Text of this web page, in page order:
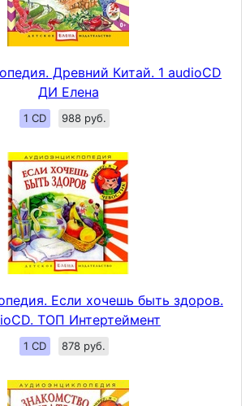
Древний Китай. 1 audioCD
ДИ Елена
1 CD 988 руб.
Если хочешь быть здоров.
ТОП Интертеймент
1 CD 878 руб.